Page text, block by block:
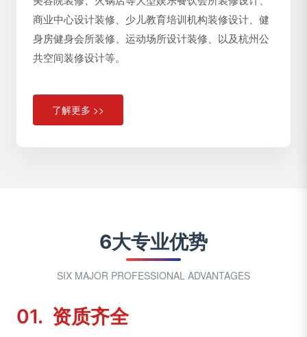
商业中心设计装修、少儿教育培训机构装修设计、健
身房健身会所装修、运动场所设计装修、以及杭州公
共空间装修设计等。
了解更多 >>
6大专业优势
SIX MAJOR PROFESSIONAL ADVANTAGES
01. 资质齐全